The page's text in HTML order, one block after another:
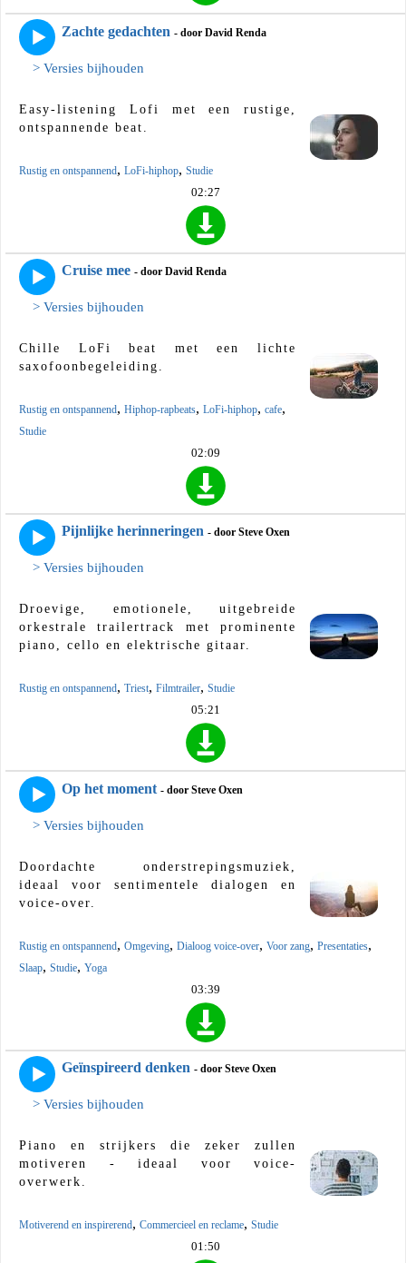
Zachte gedachten - door David Renda
> Versies bijhouden
Easy-listening Lofi met een rustige,
ontspannende beat.
Rustig en ontspannend, LoFi-hiphop, Studie
02:27
Cruise mee - door David Renda
> Versies bijhouden
Chille LoFi beat met een lichte
saxofoonbegeleiding.
Rustig en ontspannend, Hiphop-rapbeats, LoFi-hiphop, cafe,
Studie
02:09
Pijnlijke herinneringen - door Steve Oxen
> Versies bijhouden
Droevige, emotionele, uitgebreide
orkestrale trailertrack met prominente
piano, cello en elektrische gitaar.
Rustig en ontspannend, Triest, Filmtrailer, Studie
05:21
Op het moment - door Steve Oxen
> Versies bijhouden
Doordachte onderstrepingsmuziek,
ideaal voor sentimentele dialogen en
voice-over.
Rustig en ontspannend, Omgeving, Dialoog voice-over, Voor zang, Presentaties,
Slaap, Studie, Yoga
03:39
Geïnspireerd denken - door Steve Oxen
> Versies bijhouden
Piano en strijkers die zeker zullen
motiveren - ideaal voor voice-
overwerk.
Motiverend en inspirerend, Commercieel en reclame, Studie
01:50